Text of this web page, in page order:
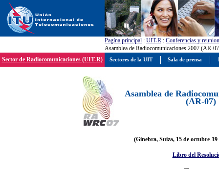
Pagína principal : UIT-R : Conferencias y
Asamblea de Radiocomunicaciones 2007 (AR-
Sector de Radiocomunicaciones (UIT-R)
Asamblea de
(AR-07)
(Ginebra, Suiza, 15 de octubre-19
Libro del
Sectores de la UIT Sala de prensa